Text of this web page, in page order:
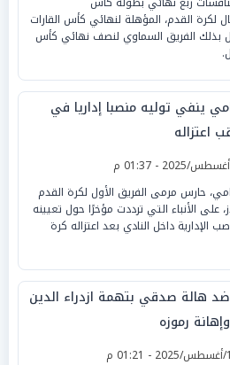
لكرة القدم، المؤهلة لنهائي كأس القارات
بذلك الفريق السماوي لنصف نهائي كأس
ينفي توليه منصبا إداريا في
اعتزاله
حارس مرمى الفريق الأول لكرة القدم
على الأنباء التي ترددت مؤخرًا حول تعيينه
الإدارية داخل النادي بعد اعتزاله كرة
هالة صدقي بتهمة ازدراء الدين
رموزه